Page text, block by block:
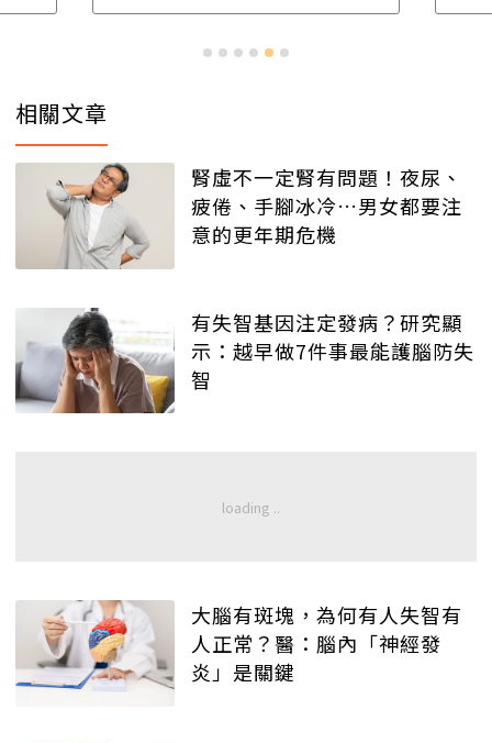
相關文章
腎虛不一定腎有問題！夜尿、
疲倦、手腳冰冷…男女都要注
意的更年期危機
有失智基因注定發病？研究顯
示：越早做7件事最能護腦防失
智
大腦有斑塊，為何有人失智有
人正常？醫：腦內「神經發
炎」是關鍵